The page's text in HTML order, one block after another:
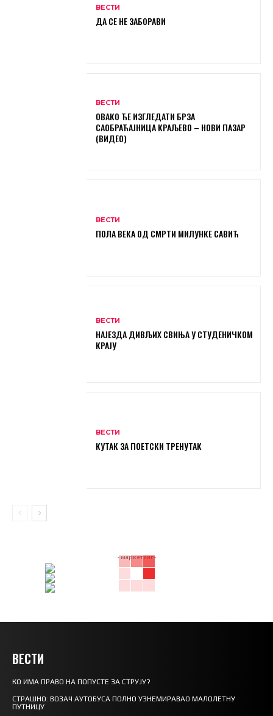
ВЕСТИ
ДА СЕ НЕ ЗАБОРАВИ
ВЕСТИ
ОВАКО ЋЕ ИЗГЛЕДАТИ БРЗА
САОБРАЋАЈНИЦА КРАЉЕВО – НОВИ ПАЗАР
(ВИДЕО)
ВЕСТИ
ПОЛА ВЕКА ОД СМРТИ МИЛУНКЕ САВИЋ
ВЕСТИ
НАЈЕЗДА ДИВЉИХ СВИЊА У СТУДЕНИЧКОМ
КРАЈУ
ВЕСТИ
КУТАК ЗА ПОЕТСКИ ТРЕНУТАК
- маркетинг -
ВЕСТИ
КО ИМА ПРАВО НА ПОПУСТЕ ЗА СТРУЈУ?
СТРАШНО: ВОЗАЧ АУТОБУСА ПОЛНО УЗНЕМИРАВАО МАЛОЛЕТНУ
ПУТНИЦУ